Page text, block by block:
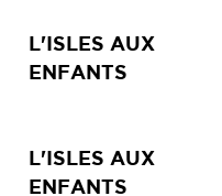
L'ISLES AUX
ENFANTS
L'ISLES AUX
ENFANTS